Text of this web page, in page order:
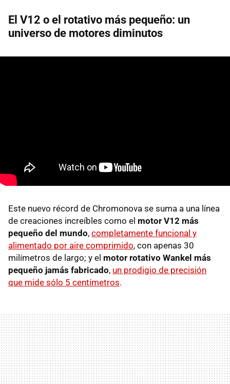
El V12 o el rotativo más pequeño: un
universo de motores diminutos
Este nuevo récord de Chromonova se suma a una línea
de creaciones increíbles como el motor V12 más
pequeño del mundo, completamente funcional y
alimentado por aire comprimido, con apenas 30
milímetros de largo; y el motor rotativo Wankel más
pequeño jamás fabricado, un prodigio de precisión
que mide sólo 5 centímetros.